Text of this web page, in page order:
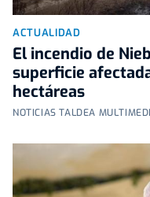
ACTUALIDAD
El incendio de
superficie
hectáreas
NOTICIAS TALDEA